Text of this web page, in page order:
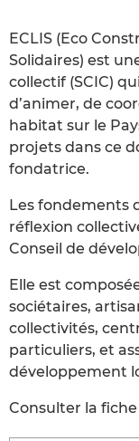
ECLIS (Eco
Solidaires) est
collectif (SCIC)
d’animer, de
habitat sur le
projets dans ce
fondatrice.
Les fondements
réflexion
Conseil de
Elle est
sociétaires,
collectivités,
particuliers, et
développement
Consulter la